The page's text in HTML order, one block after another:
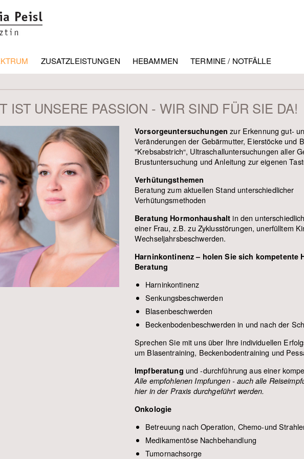
ZUSATZLEISTUNGEN HEBAMMEN TERMINE / NOTFÄLLE
IST UNSERE PASSION - WIR SIND FÜR SIE DA!
Vorsorgeuntersuchungen zur Erkennung gut-
Veränderungen der Gebärmutter, Eierstöcke und
"Krebsabstrich“, Ultraschalluntersuchungen aller
Brustuntersuchung und Anleitung zur eigenen
Verhütungsthemen
Beratung zum aktuellen Stand unterschiedlicher
Verhütungsmethoden
Beratung Hormonhaushalt in den
einer Frau, z.B. zu Zyklusstörungen, unerfülltem
Wechseljahrsbeschwerden.
Harninkontinenz – holen Sie sich kompetente
Beratung
Harninkontinenz
Senkungsbeschwerden
Blasenbeschwerden
Beckenbodenbeschwerden in und nach der
Sprechen Sie mit uns über Ihre individuellen
um Blasentraining, Beckenbodentraining und
Impfberatung und -durchführung aus einer
Alle empfohlenen Impfungen - auch alle
hier in der Praxis durchgeführt werden.
Onkologie
Betreuung nach Operation, Chemo-und
Medikamentöse Nachbehandlung
Tumornachsorge